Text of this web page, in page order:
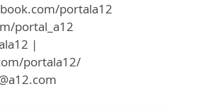
portala12
portal_a12
|
portala12/